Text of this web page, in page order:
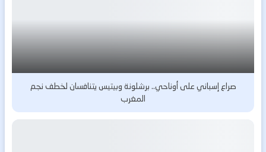
صراع إسباني على أوناحي.. برشلونة وبيتيس يتنافسان لخطف نجم
المغرب